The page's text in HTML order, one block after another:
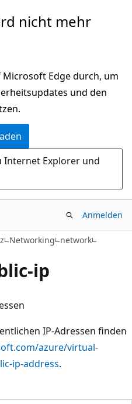
nicht mehr
Microsoft Edge durch, um
und den
Explorer und
Anmelden
Networking network
ip
IP-Adressen finden
azure/virtual-
ip-address.